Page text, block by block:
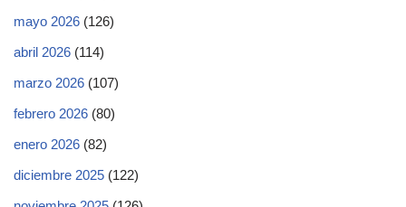
mayo 2026 (126)
abril 2026 (114)
marzo 2026 (107)
febrero 2026 (80)
enero 2026 (82)
diciembre 2025 (122)